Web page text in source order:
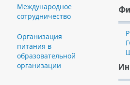
Международное
сотрудничество
Организация
питания в
образовательной
организации